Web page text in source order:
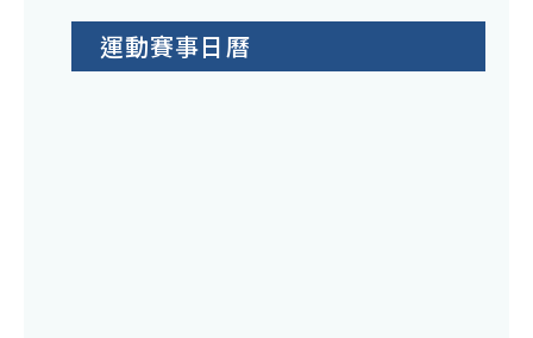
運動賽事日曆